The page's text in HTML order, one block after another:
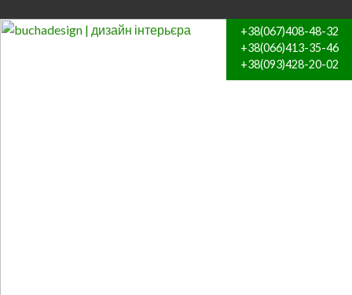
+38(067)408-48-32
+38(066)413-35-46
+38(093)428-20-02